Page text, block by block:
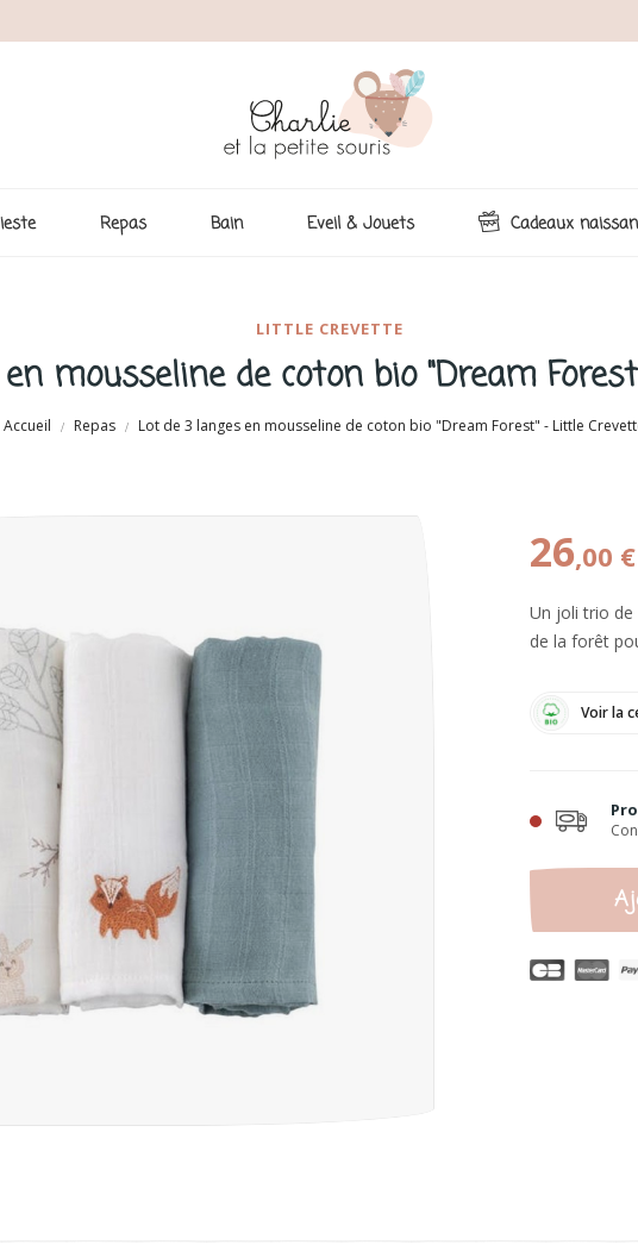
Repas Bain Eveil & Jouets Cadeaux
LITTLE CREVETTE
mousseline de coton bio "Dream
Accueil Repas Lot de 3 langes en mousseline de coton bio "Dream Forest" - Little
26,00 €
Un joli trio de
de la forêt
Voir la